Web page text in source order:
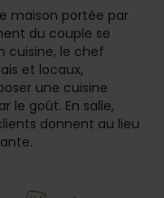
maison portée par
du couple se
cuisine, le chef
et locaux,
une cuisine
le goût. En salle,
donnent au lieu